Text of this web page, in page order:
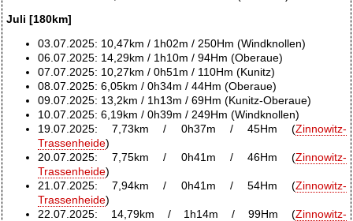
Juli [180km]
03.07.2025: 10,47km / 1h02m / 250Hm (Windknollen)
06.07.2025: 14,29km / 1h10m / 94Hm (Oberaue)
07.07.2025: 10,27km / 0h51m / 110Hm (Kunitz)
08.07.2025: 6,05km / 0h34m / 44Hm (Oberaue)
09.07.2025: 13,2km / 1h13m / 69Hm (Kunitz-Oberaue)
10.07.2025: 6,19km / 0h39m / 249Hm (Windknollen)
19.07.2025: 7,73km / 0h37m / 45Hm (Zinnowitz-
Trassenheide)
20.07.2025: 7,75km / 0h41m / 46Hm (Zinnowitz-
Trassenheide)
21.07.2025: 7,94km / 0h41m / 54Hm (Zinnowitz-
Trassenheide)
22.07.2025: 14,79km / 1h14m / 99Hm (Zinnowitz-